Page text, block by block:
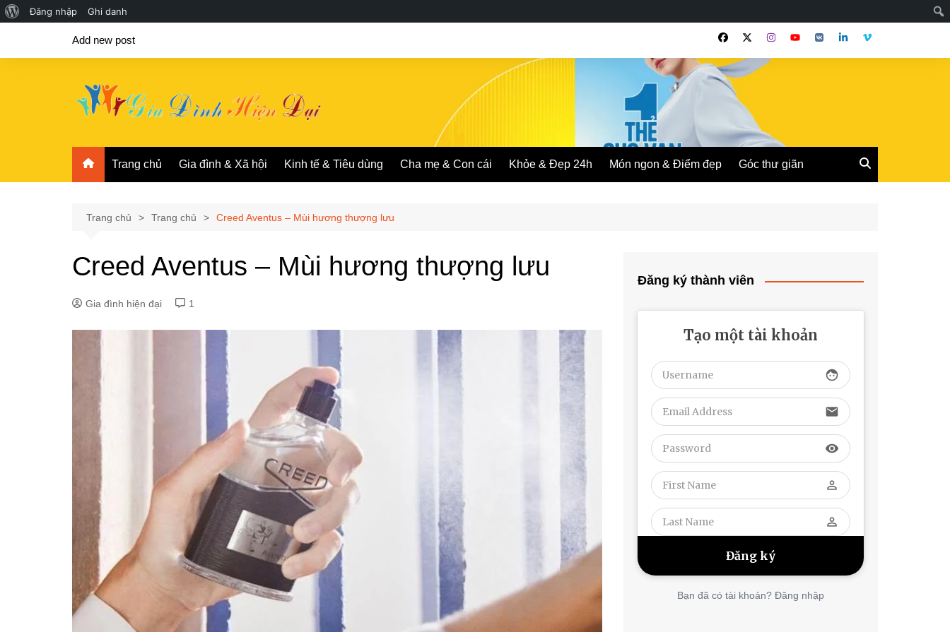
Giới
về
Đăng nhập Ghi danh
Add new post
Trang chủ Gia đình & Xã hội Kinh tế & Tiêu dùng Cha mẹ & Con cái Khỏe & Đẹp 24h Món ngon & Điểm đẹp Góc thư giãn
Trang chủ Trang chủ Creed Aventus – Mùi hương thượng lưu
Creed Aventus – Mùi hương thượng lưu
Gia đình hiện đại 1
Đăng ký thành viên
Tạo một tài khoản
face
email
visibility
perm_identity
perm_identity
Bạn đã có tài khoản? Đăng nhập